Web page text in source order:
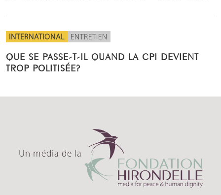
INTERNATIONAL ENTRETIEN
QUE SE PASSE-T-IL QUAND LA CPI DEVIENT
TROP POLITISÉE?
Un média de la